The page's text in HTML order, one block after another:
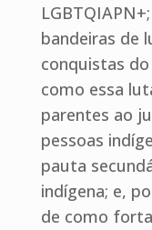
bandeiras de
conquistas
como essa
parentes ao
pessoas
pauta
indígena; e,
de como